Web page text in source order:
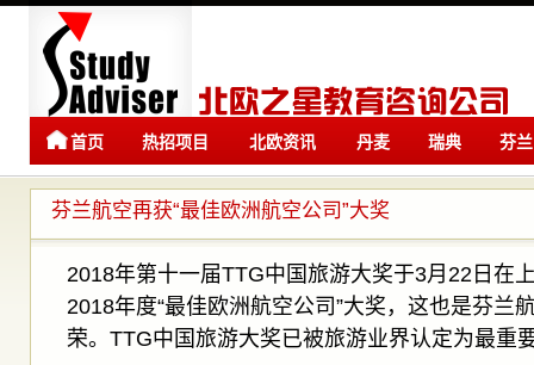
首页 热招项目 北欧资讯 丹麦
留学
瑞典
留学
芬兰
芬兰航空再获“最佳欧洲航空公司”大奖
2018年第十一届TTG中国旅游大奖于3月22日在
2018年度“最佳欧洲航空公司”大奖，这也是芬兰
荣。TTG中国旅游大奖已被旅游业界认定为最重